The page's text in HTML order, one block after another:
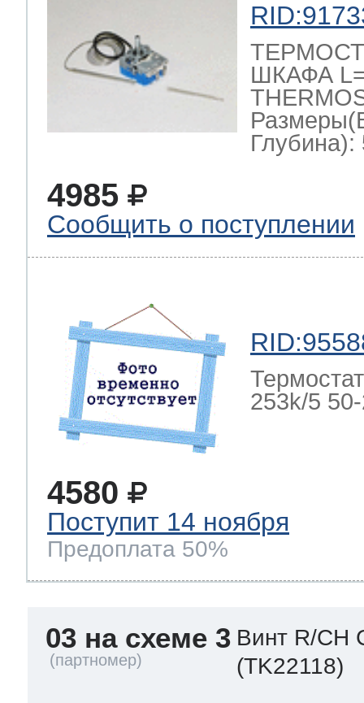
ШКАФА
Глубина):
4985
Сообщить о поступлении
253k/5
4580
Поступит 14 ноября
Предоплата 50%
03 на схеме 3 Винт R/CH
(TK22118)